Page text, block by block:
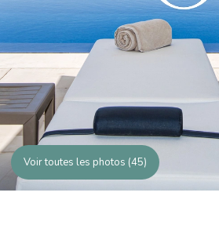
Voir toutes les photos (45)